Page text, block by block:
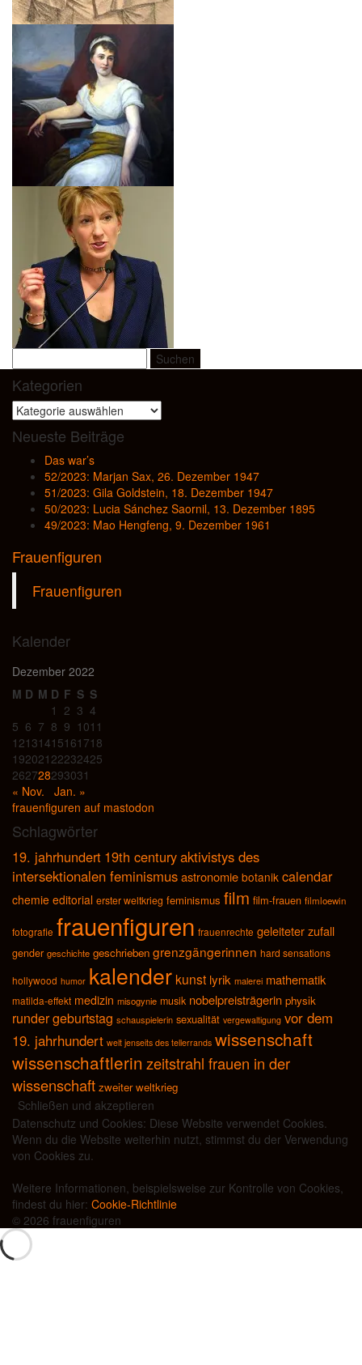
nach:
Kategorien
Kategorien
Neueste Beiträge
Das war’s
52/2023: Marjan Sax, 26. Dezember 1947
51/2023: Gila Goldstein, 18. Dezember 1947
50/2023: Lucia Sánchez Saornil, 13. Dezember 1895
49/2023: Mao Hengfeng, 9. Dezember 1961
Frauenfiguren
Frauenfiguren
Kalender
Dezember 2022
M D M D F S S
1 2 3 4
5 6 7 8 9 1011
12131415161718
192021 22232425
262728293031
« Nov.
Jan. »
frauenfiguren auf mastodon
Schlagwörter
19. jahrhundert 19th centuryaktivistys des
intersektionalen feminismusastronomie botanik calendar
chemie editorial erster weltkrieg feminismus film film-frauen filmloewin
fotografie frauenfiguren frauenrechte geleiteter zufall
gender geschichte geschrieben grenzgängerinnen hard sensations
hollywood humor kalender kunst lyrik malerei mathematik
matilda-effekt medizin misogynie musik nobelpreisträgerin physik
runder geburtstag schauspielerin sexualität vergewaltigung vor dem
19. jahrhundert welt jenseits des tellerrands wissenschaft
wissenschaftlerin zeitstrahl frauen in der
wissenschaft zweiter weltkrieg
Datenschutz und Cookies: Diese Website verwendet Cookies.
Wenn du die Website weiterhin nutzt, stimmst du der Verwendung
von Cookies zu.
Weitere Informationen, beispielsweise zur Kontrolle von Cookies,
findest du hier: Cookie-Richtlinie
© 2026 frauenfiguren